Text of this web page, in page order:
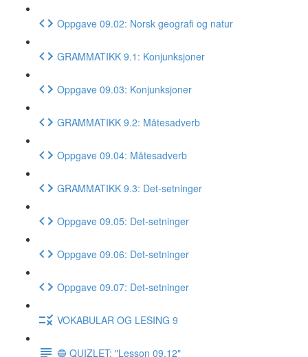
Oppgave 09.02: Norsk geografi og natur
GRAMMATIKK 9.1: Konjunksjoner
Oppgave 09.03: Konjunksjoner
GRAMMATIKK 9.2: Måtesadverb
Oppgave 09.04: Måtesadverb
GRAMMATIKK 9.3: Det-setninger
Oppgave 09.05: Det-setninger
Oppgave 09.06: Det-setninger
Oppgave 09.07: Det-setninger
VOKABULAR OG LESING 9
🔵 QUIZLET: "Lesson 09.12"